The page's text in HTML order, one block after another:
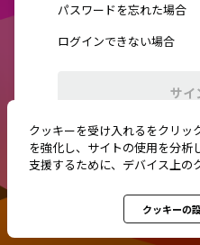
パスワードを忘れた場合
ログインできない場合
サイ
初めてご利用
クッキーを受け入れるをクリッ
を強化し、サイトの使用を分析
支援するために、デバイス上の
クッキーの